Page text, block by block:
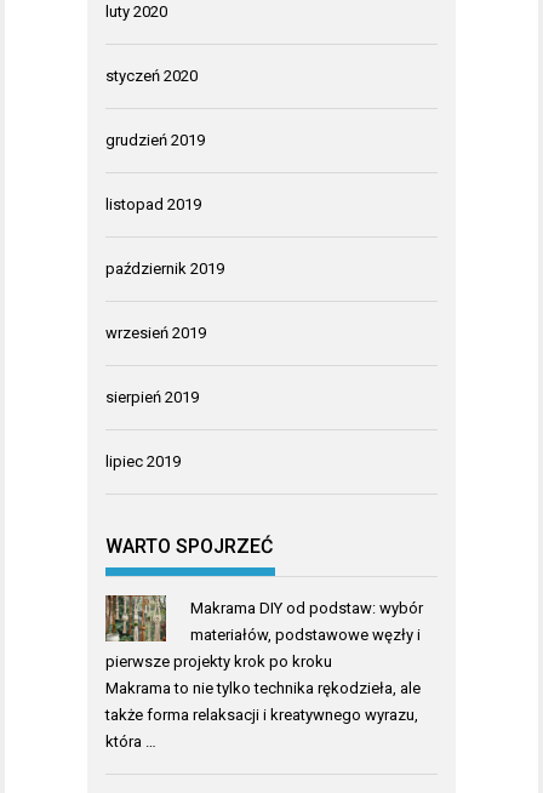
luty 2020
styczeń 2020
grudzień 2019
listopad 2019
październik 2019
wrzesień 2019
sierpień 2019
lipiec 2019
WARTO SPOJRZEĆ
Makrama DIY od podstaw: wybór
materiałów, podstawowe węzły i
pierwsze projekty krok po kroku
Makrama to nie tylko technika rękodzieła, ale
także forma relaksacji i kreatywnego wyrazu,
która …